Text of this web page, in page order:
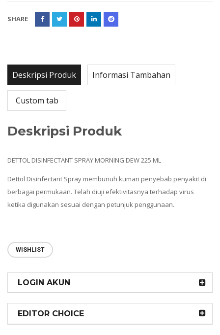
SHARE
Deskripsi Produk Informasi Tambahan
Custom tab
Deskripsi Produk
DETTOL DISINFECTANT SPRAY MORNING DEW 225 ML
Dettol Disinfectant Spray membunuh kuman penyebab penyakit di
berbagai permukaan. Telah diuji efektivitasnya terhadap virus
ketika digunakan sesuai dengan petunjuk penggunaan.
WISHLIST
LOGIN AKUN
EDITOR CHOICE